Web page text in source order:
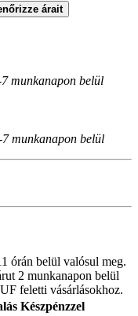
árait
munkanapon belül
munkanapon belül
órán belül valósul meg.
2 munkanapon belül
feletti vásárlásokhoz.
Készpénzzel